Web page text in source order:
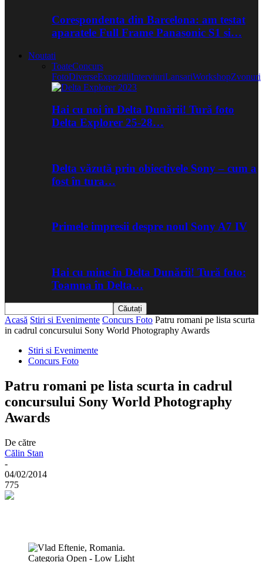
Corespondenta din Barcelona: am testat
aparatele Full Frame Panasonic S1 si…
Noutati
ToateConcurs
FotoDiverseExpozitiiInterviuriLansariWorkshopZvonuri
Hai cu noi în Delta Dunării! Tură foto
Delta Explorer 25-28…
Delta văzută prin obiectivele Sony – cum a
fost în tura…
Primele impresii despre noul Sony A7 IV
Hai cu mine în Delta Dunării! Tură foto:
Toamna în Delta…
Acasă Stiri si Evenimente Concurs Foto Patru romani pe lista scurta
in cadrul concursului Sony World Photography Awards
Stiri si Evenimente
Concurs Foto
Patru romani pe lista scurta in cadrul
concursului Sony World Photography
Awards
De către
Călin Stan
-
04/02/2014
775